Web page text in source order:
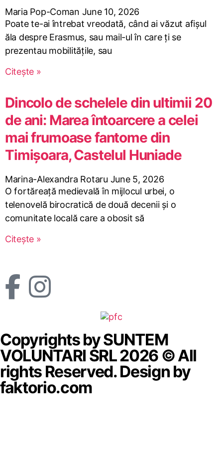
Maria Pop-Coman June 10, 2026
Poate te-ai întrebat vreodată, când ai văzut afișul
ăla despre Erasmus, sau mail-ul în care ți se
prezentau mobilitățile, sau
Citește »
Dincolo de schelele din ultimii 20
de ani: Marea întoarcere a celei
mai frumoase fantome din
Timișoara, Castelul Huniade
Marina-Alexandra Rotaru June 5, 2026
O fortăreață medievală în mijlocul urbei, o
telenovelă birocratică de două decenii și o
comunitate locală care a obosit să
Citește »
Copyrights by SUNTEM
VOLUNTARI SRL 2026 © All
rights Reserved. Design by
faktorio.com